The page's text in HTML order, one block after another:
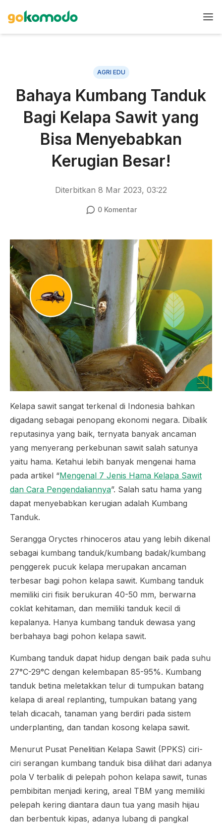
AGRI EDU
Bahaya Kumbang Tanduk
Bagi Kelapa Sawit yang
Bisa Menyebabkan
Kerugian Besar!
Diterbitkan 8 Mar 2023, 03:22
0Komentar
Kelapa sawit sangat terkenal di Indonesia bahkan
digadang sebagai penopang ekonomi negara. Dibalik
reputasinya yang baik, ternyata banyak ancaman
yang menyerang perkebunan sawit salah satunya
yaitu hama. Ketahui lebih banyak mengenai hama
pada artikel “Mengenal 7 Jenis Hama Kelapa Sawit
dan Cara Pengendaliannya”. Salah satu hama yang
dapat menyebabkan kerugian adalah Kumbang
Tanduk.
Serangga Oryctes rhinoceros atau yang lebih dikenal
sebagai kumbang tanduk/kumbang badak/kumbang
penggerek pucuk kelapa merupakan ancaman
terbesar bagi pohon kelapa sawit. Kumbang tanduk
memiliki ciri fisik berukuran 40-50 mm, berwarna
coklat kehitaman, dan memiliki tanduk kecil di
kepalanya. Hanya kumbang tanduk dewasa yang
berbahaya bagi pohon kelapa sawit.
Kumbang tanduk dapat hidup dengan baik pada suhu
27°C-29°C dengan kelembapan 85-95%. Kumbang
tanduk betina meletakkan telur di tumpukan batang
kelapa di areal replanting, tumpukan batang yang
telah dicacah, tanaman yang berdiri pada sistem
underplanting, dan tandan kosong kelapa sawit.
Menurut Pusat Penelitian Kelapa Sawit (PPKS) ciri-
ciri serangan kumbang tanduk bisa dilihat dari adanya
pola V terbalik di pelepah pohon kelapa sawit, tunas
pembibitan menjadi kering, areal TBM yang memiliki
pelepah kering diantara daun tua yang masih hijau
dan berbentuk kipas, adanya lubang di pangkal